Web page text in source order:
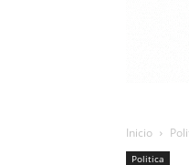
Inicio
Politica